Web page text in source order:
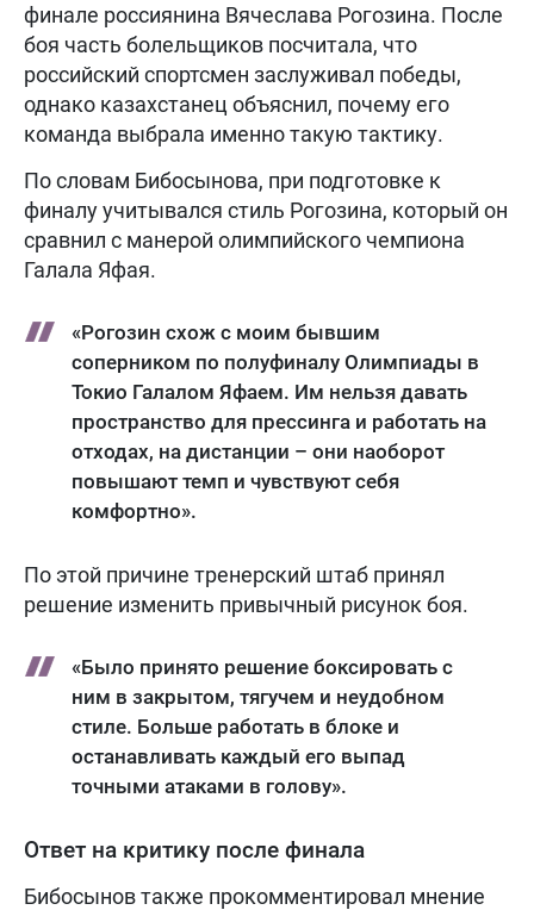
финале россиянина Вячеслава Рогозина. После
боя часть болельщиков посчитала, что
российский спортсмен заслуживал победы,
однако казахстанец объяснил, почему его
команда выбрала именно такую тактику.
По словам Бибосынова, при подготовке к
финалу учитывался стиль Рогозина, который он
сравнил с манерой олимпийского чемпиона
Галала Яфая.
«Рогозин схож с моим бывшим
соперником по полуфиналу Олимпиады в
Токио Галалом Яфаем. Им нельзя давать
пространство для прессинга и работать на
отходах, на дистанции – они наоборот
повышают темп и чувствуют себя
комфортно».
По этой причине тренерский штаб принял
решение изменить привычный рисунок боя.
«Было принято решение боксировать с
ним в закрытом, тягучем и неудобном
стиле. Больше работать в блоке и
останавливать каждый его выпад
точными атаками в голову».
Ответ на критику после финала
Бибосынов также прокомментировал мнение